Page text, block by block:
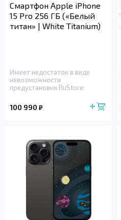
Смартфон Apple iPhone
15 Pro 256 ГБ («Белый
титан» | White Titanium)
Имеет недостаток в виде
невозможности
предустановки RuStore
100 990 ₽